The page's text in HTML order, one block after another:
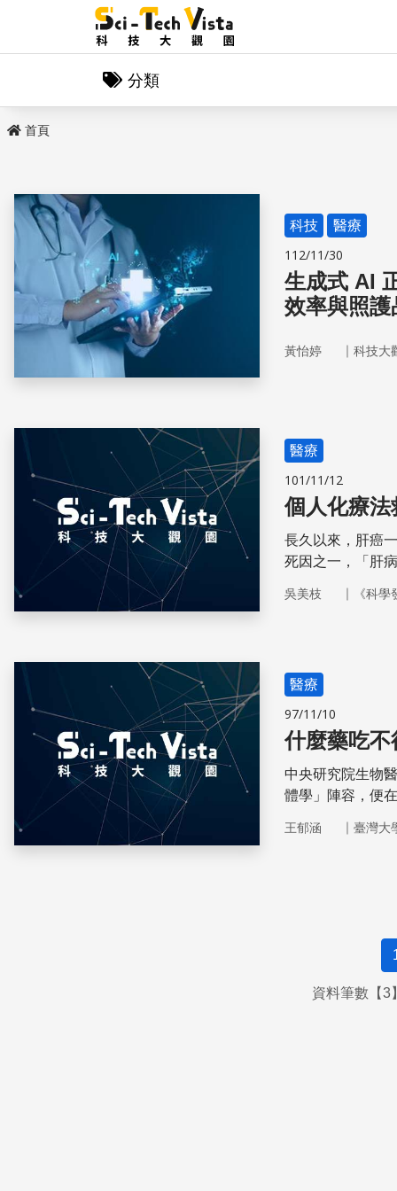
分類
首頁
科技 醫療
112/11/30
生成式 AI
效率與照護
黃怡婷 ｜ 科技大
醫療
101/11/12
個人化療法
長久以來，肝癌
死因之一，「肝
基因的角度切入
吳美枝 ｜ 《科
醫療
97/11/10
什麼藥吃
中央研究院生物
體學」陣容，便
王郁涵 ｜ 臺灣大
資料筆數【3